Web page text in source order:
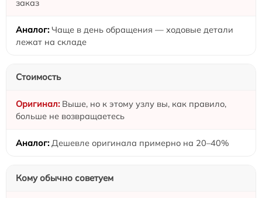
заказ
Чаще в день обращения — ходовые детали
лежат на складе
Стоимость
Выше, но к этому узлу вы, как правило,
больше не возвращаетесь
Дешевле оригинала примерно на 20–40%
Кому обычно советуем